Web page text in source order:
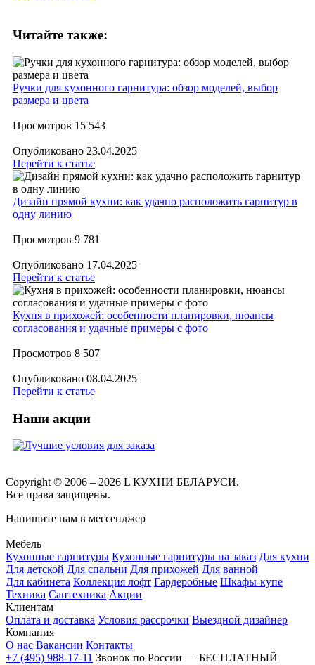
Читайте также:
Ручки для кухонного гарнитура: обзор моделей, выбор
размера и цвета
Просмотров 15 543
Опубликовано 23.04.2025
Перейти к статье
​Дизайн прямой кухни: как удачно расположить гарнитур в
одну линию
Просмотров 9 781
Опубликовано 17.04.2025
Перейти к статье
Кухня в прихожей: особенности планировки, нюансы
согласования и удачные примеры с фото
Просмотров 8 507
Опубликовано 08.04.2025
Перейти к статье
Наши акции
Copyright © 2006 – 2026 L КУХНИ БЕЛАРУСИ.
Все права защищены.
Напишите нам в мессенджер
Мебель
Кухонные гарнитуры Кухонные гарнитуры на заказ Для кухни
Для детской Для спальни Для прихожей Для ванной
Для кабинета Коллекция лофт Гардеробные Шкафы-купе
Техника Сантехника Акции
Клиентам
Оплата и доставка Условия рассрочки Выездной дизайнер
Компания
О нас Вакансии Контакты
+7 (495) 988-17-11 Звонок по России — БЕСПЛАТНЫЙ